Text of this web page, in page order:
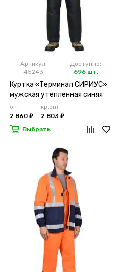
Артикул:
45243
Доступно:
696 шт.
Куртка «Терминал СИРИУС»
мужская утепленная синяя
опт
2 860 ₽
кр.опт
2 803 ₽
Выбрать